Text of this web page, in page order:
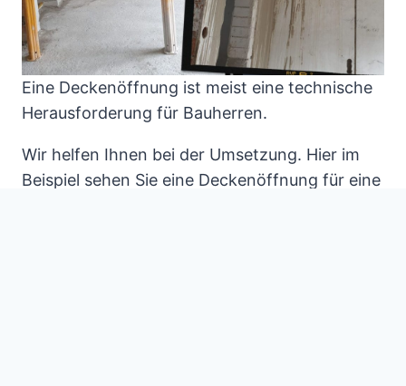
Eine Deckenöffnung ist meist eine technische
Herausforderung für Bauherren.
Wir helfen Ihnen bei der Umsetzung. Hier im
Beispiel sehen Sie eine Deckenöffnung für eine